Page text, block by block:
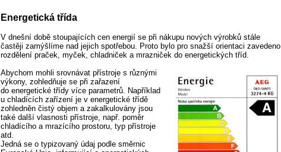
Energetická třída
V dnešní době stoupajících cen energií se při nákupu nových výrobků stále
častěji zamýšlíme nad jejich spotřebou. Proto bylo pro snažší orientaci zavedeno
rozdělení praček, myček, chladniček a mrazniček do energetických tříd.
Abychom mohli srovnávat přístroje s různými
výkony, zohledňuje se při zařazení
do energetické třídy více parametrů. Například
u chladících zařízení je v energetické třídě
zohledněn čistý objem a zakalkulovány jsou
také další vlasnosti přístroje, např. poměr
chladícího a mrazícího prostoru, typ přístroje
atd.
Jedná se o typizovaný údaj podle směrnic